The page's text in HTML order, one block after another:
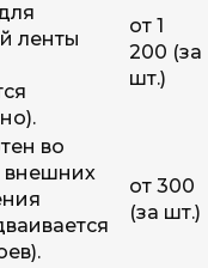
ленты
от 1
200 (за
шт.)
во
внешних
от 300
(за шт.)